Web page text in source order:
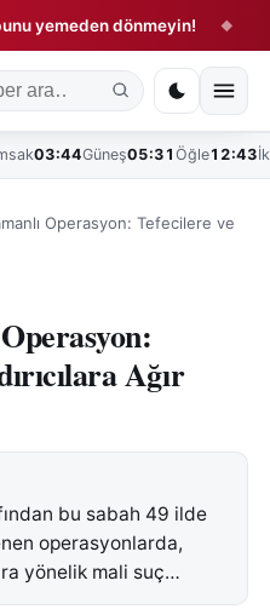
dönmeyin! ◆
03:44Güneş05:31 Öğle12:43
Operasyon: Tefecilere ve
Ağır
bu sabah 49 ilde
operasyonlarda,
yönelik mali suç…